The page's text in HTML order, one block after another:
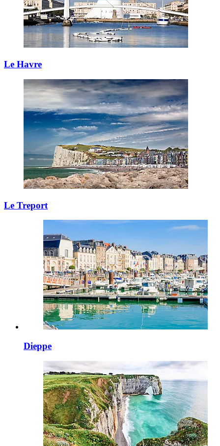
Le Havre
Le Treport
Dieppe